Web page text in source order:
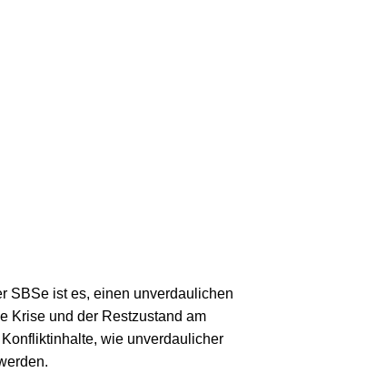
SBSe ist es, einen unverdaulichen
Krise und der Restzustand am
wie unverdaulicher